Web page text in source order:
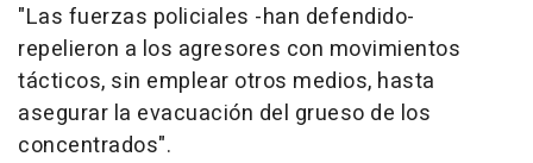
"Las fuerzas policiales -han defendido-
repelieron a los agresores con movimientos
tácticos, sin emplear otros medios, hasta
asegurar la evacuación del grueso de los
concentrados".